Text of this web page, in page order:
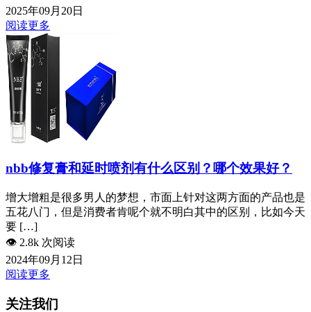
2025年09月20日
阅读更多
nbb修复膏和延时喷剂有什么区别？哪个效果好？
增大增粗是很多男人的梦想，市面上针对这两方面的产品也是
五花八门，但是消费者肯呢个就不明白其中的区别，比如今天
要 […]
👁️ 2.8k 次阅读
2024年09月12日
阅读更多
关注我们